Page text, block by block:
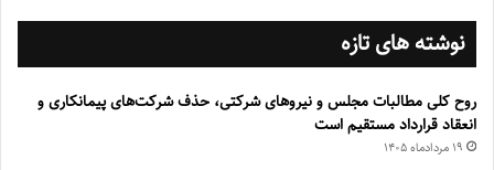
نوشته های تازه
روح کلی مطالبات مجلس و نیروهای شرکتی، حذف شرکت‌های پیمانکاری و
انعقاد قرارداد مستقیم است
۱۹ مرداد‌ماه ۱۴۰۵